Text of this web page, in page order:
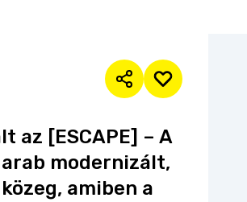
az [ESCAPE] – A
modernizált,
amiben a